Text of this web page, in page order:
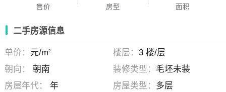
售价 房型 面积
二手房源信息
单价： 元/m2 楼层： 3 楼/层
朝向：
朝南 装修类型： 毛坯未装
房屋年代：
年 房屋类型： 多层